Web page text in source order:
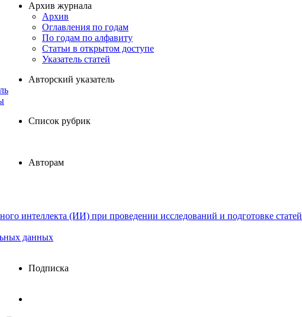
Архив журнала
Архив
Оглавления по годам
По годам по алфавиту
Статьи в открытом доступе
Указатель статей
Авторский указатель
Список рубрик
Авторам
интеллекта (ИИ) при проведении исследований и подготовке статей
данных
Подписка